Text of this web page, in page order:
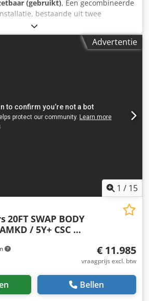
(gebruikt), Een gecombineerde
bestaande uit twee
van het Tsjechische merk Moravia
is beschikbaar. Buitenafmetingen
6060mm / 2440mm / 2840mm,
heropbouw. De twee containers
worden gescheiden. Documentatie
op locatie is mogelijk. Dcodpfx
Advertentie
1 / 15
20FT SWAP BODY
/ 5Y+ CSC ...
€ 11.985
vraagprijs excl. btw
Bellen